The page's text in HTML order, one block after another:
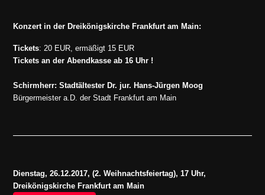
Konzert in der Dreikönigskirche Frankfurt am Main:
Tickets: 20 EUR, ermäßigt 15 EUR
Tickets an der Abendkasse ab 16 Uhr !
Schirmherr: Stadtältester Dr. jur. Hans-Jürgen Moog
Bürgermeister a.D. der Stadt Frankfurt am Main
Dienstag, 26.12.2017, (2. Weihnachtsfeiertag), 17 Uhr,
Dreikönigskirche Frankfurt am Main